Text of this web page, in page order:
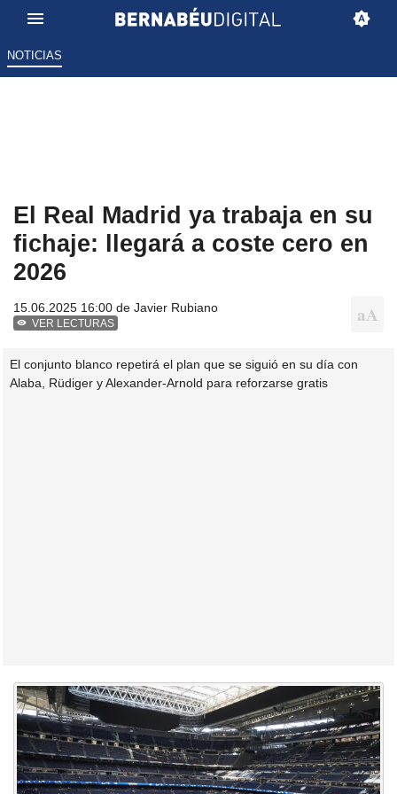
NOTICIAS
El Real Madrid ya trabaja en su
fichaje: llegará a coste cero en
2026
15.06.2025 16:00 de Javier Rubiano
VER LECTURAS
El conjunto blanco repetirá el plan que se siguió en su día con
Alaba, Rüdiger y Alexander-Arnold para reforzarse gratis